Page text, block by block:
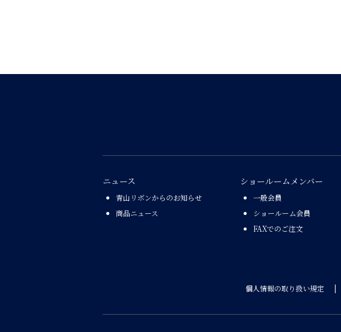
ニュース
青山リボンからのお知らせ
商品ニュース
ショールームメンバー
一般会員
ショールーム会員
FAXでのご注文
個人情報の取り扱い規定